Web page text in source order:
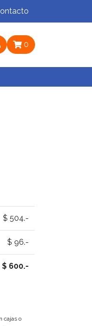
0
$ 504.-
$ 96.-
$ 600.-
cajas o